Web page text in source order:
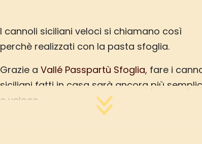
I cannoli siciliani veloci si chiamano così
perchè realizzati con la pasta sfoglia.
Grazie a Vallé Passpartù Sfoglia, fare i
siciliani fatti in casa sarà ancora più
e veloce.